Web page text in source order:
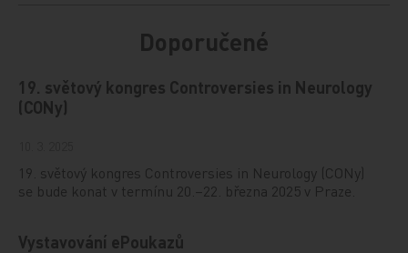
Doporučené
19. světový kongres Controversies in Neurology
(CONy)
19. světový kongres Controversies in Neurology (CONy)
se bude konat v termínu 20.–22. března 2025 v Praze.
Vystavování ePoukazů